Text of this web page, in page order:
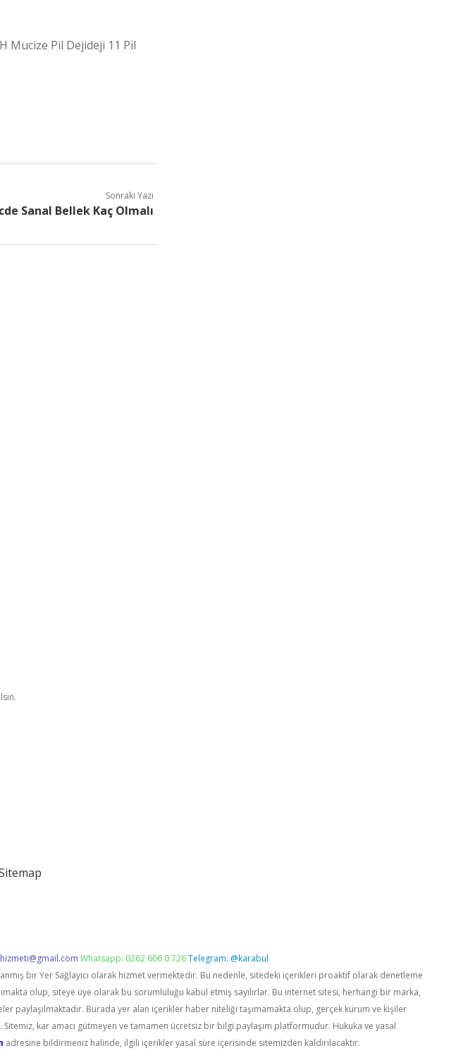
Mucize Pil Dejideji 11 Pil
Sonraki Yazı
Sanal Bellek Kaç Olmalı
Whatsapp: 0262 606 0 726Telegram: @karabul
bir Yer Sağlayıcı olarak hizmet vermektedir. Bu nedenle, sitedeki içerikleri proaktif olarak denetleme
olup, siteye üye olarak bu sorumluluğu kabul etmiş sayılırlar. Bu internet sitesi, herhangi bir marka,
paylaşılmaktadır. Burada yer alan içerikler haber niteliği taşımamakta olup, gerçek kurum ve kişiler
kar amacı gütmeyen ve tamamen ücretsiz bir bilgi paylaşım platformudur. Hukuka ve yasal
adresine bildirmeniz halinde, ilgili içerikler yasal süre içerisinde sitemizden kaldırılacaktır.